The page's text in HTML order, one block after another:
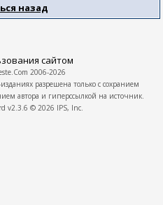
назад
сайтом
2006-2026
разрешена только с сохранием
автора и гиперссылкой на источник.
v2.3.6 © 2026 IPS, Inc.